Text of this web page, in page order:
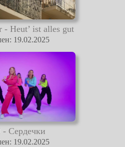
- Heut’ ist alles gut
19.02.2025
- Сердечки
19.02.2025